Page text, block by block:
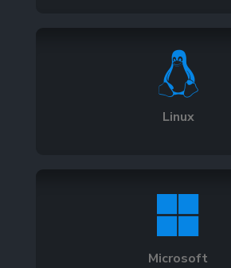

Linux

Microsoft